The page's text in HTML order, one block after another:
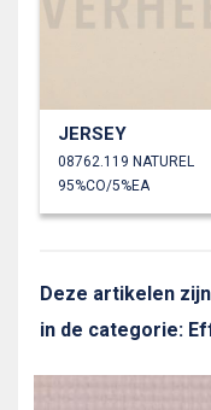
JERSEY
08762.119 NATUREL
95%CO/5%EA
Deze artikelen
in de categorie: